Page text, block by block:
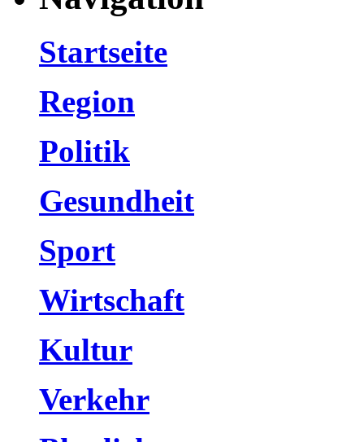
Startseite
Region
Politik
Gesundheit
Sport
Wirtschaft
Kultur
Verkehr